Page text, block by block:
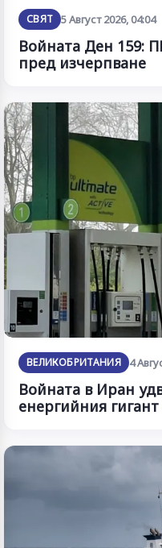
СВЯТ 5 Август 2026, 04:04
Войната Ден 159:
пред изчерпване
ВЕЛИКОБРИТАНИЯ 4
Войната в Иран
енергийния гигант